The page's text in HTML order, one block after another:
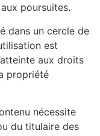
poursuites.
dans un cercle de
est
aux droits
propriété
nécessite
du titulaire des